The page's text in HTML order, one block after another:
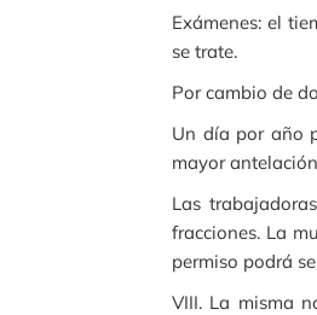
Exámenes: el
se trate.
Por cambio de
Un día por año
mayor
Las
fracciones. La
permiso podrá
VIII. La misma